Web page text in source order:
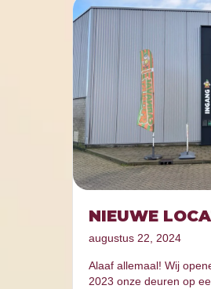
NIEUWE
augustus 22, 2024
Alaaf allemaal! Wij
2023 onze deuren op